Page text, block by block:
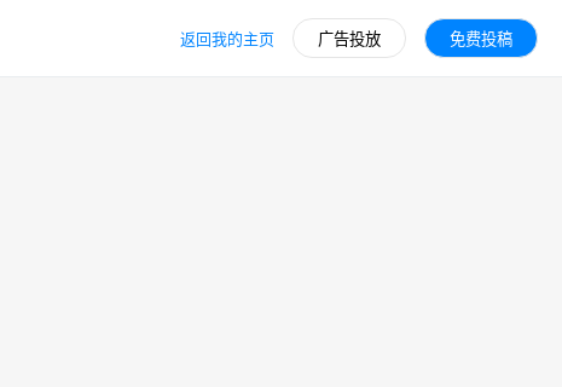
返回我的主页 广告投放 免费投稿